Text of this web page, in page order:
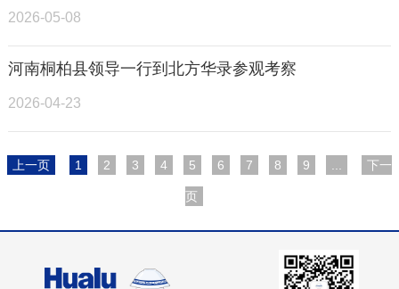
2026-05-08
河南桐柏县领导一行到北方华录参观考察
2026-04-23
上一页 1 2 3 4 5 6 7 8 9 下一
页